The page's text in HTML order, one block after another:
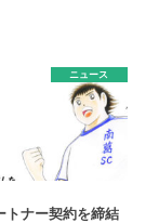
ニュース
トナー契約を締結